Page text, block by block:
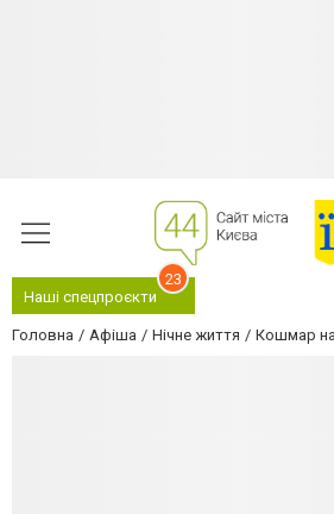
Наші спецпроєкти
23
Головна Афіша Нічне життя Кошмар